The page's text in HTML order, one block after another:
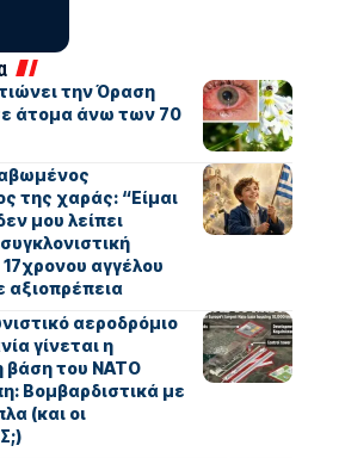
την Όραση
άτομα άνω των 70
της χαράς: “Είμαι
μου λείπει
17χρονου αγγέλου
αξιοπρέπεια
αεροδρόμιο
γίνεται η
βάση του ΝΑΤΟ
Βομβαρδιστικά με
(και οι